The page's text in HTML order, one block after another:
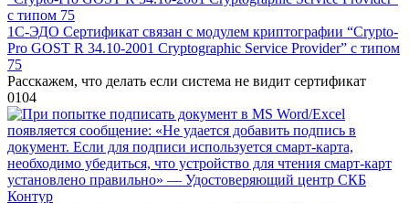
1С-ЭДО Сертификат связан с модулем криптографии “Crypto-
Pro GOST R 34.10-2001 Cryptographic Service Provider” с типом
75
Расскажем, что делать если система не видит сертификат
0104